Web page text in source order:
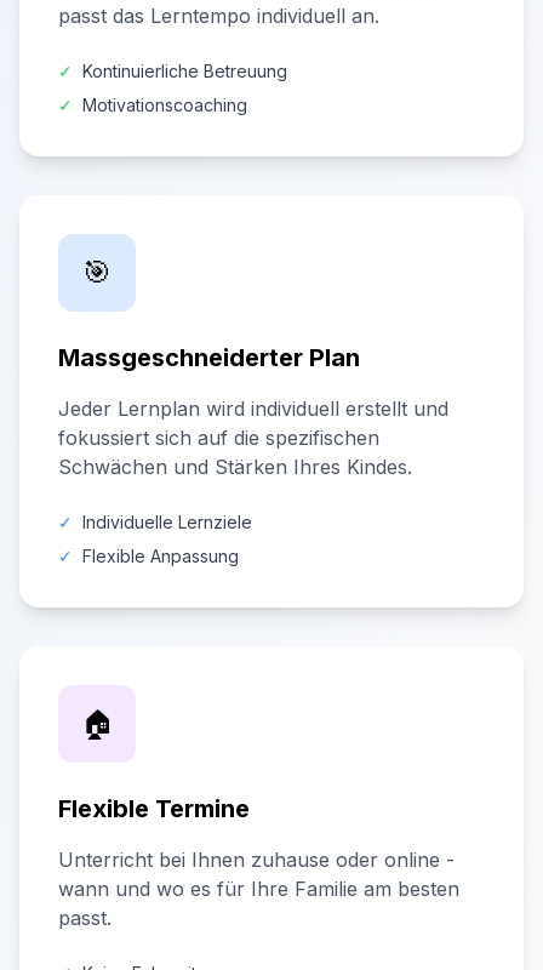
passt das Lerntempo individuell an.
✓ Kontinuierliche Betreuung
✓ Motivationscoaching
🎯
Massgeschneiderter Plan
Jeder Lernplan wird individuell erstellt und
fokussiert sich auf die spezifischen
Schwächen und Stärken Ihres Kindes.
✓ Individuelle Lernziele
✓ Flexible Anpassung
🏠
Flexible Termine
Unterricht bei Ihnen zuhause oder online -
wann und wo es für Ihre Familie am besten
passt.